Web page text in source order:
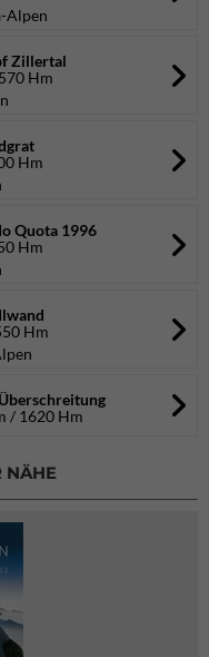
Alpen
Zillertal
Hm
Hm
Quota 1996
Hm
Hm
/ 1620 Hm
NÄHE